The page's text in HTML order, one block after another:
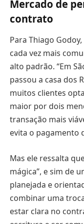
Mercado de
contrato
Para Thiago
cada vez mais
alto padrão. “Em
passou a casa dos
muitos clientes
maior por dois
transação mais
evita o pagamento
Mas ele ressalta
mágica”, e sim de
planejada e
combinar uma
estar clara no